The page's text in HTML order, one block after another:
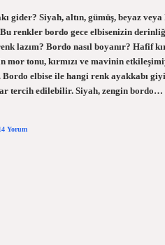
gider? Siyah, altın, gümüş, beyaz
renkler bordo gece elbisenizin
lazım? Bordo nasıl boyanır? Hafif
tonu, kırmızı ve mavinin
Bordo elbise ile hangi renk ayakkabı
tercih edilebilir. Siyah, zengin bordo…
Yorum